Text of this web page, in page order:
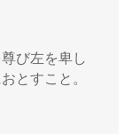
び左を卑し
とすこと。